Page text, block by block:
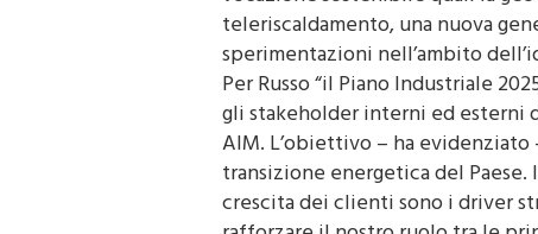
vocazione sostenibile quali la
teleriscaldamento, una nuova
sperimentazioni nell’ambito
Per Russo “il Piano Industriale
gli stakeholder interni ed esterni
AIM. L’obiettivo – ha
transizione energetica del
crescita dei clienti sono i driver